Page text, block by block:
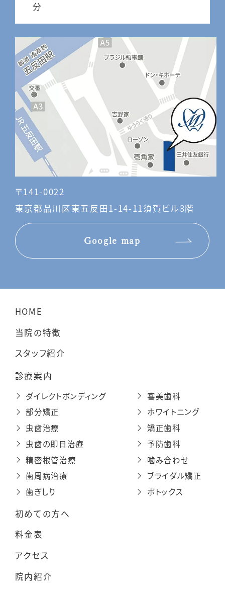
分
〒141-0022
東京都品川区東五反田1-14-11須賀ビル3階
Google map
HOME
当院の特徴
スタッフ紹介
診療案内
ダイレクトボンディング
部分矯正
虫歯治療
虫歯の即日治療
精密根管治療
歯周病治療
歯ぎしり
審美歯科
ホワイトニング
矯正歯科
予防歯科
噛み合わせ
ブライダル矯正
ボトックス
初めての方へ
料金表
アクセス
院内紹介